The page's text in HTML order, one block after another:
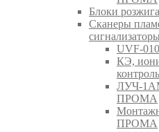
Блоки
Сканеры
UVF-
КЭ,
ЛУЧ-
ПРОМА
ПРОМА